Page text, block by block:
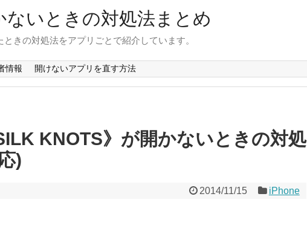
ないときの対処法まとめ
きの対処法をアプリごとで紹介しています。
情報 開けないアプリを直す方法
KNOTS》が開かないときの対処
)
2014/11/15 iPhone